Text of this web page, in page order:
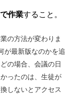
作業すること。
の方法が変わりま
が最新版なのかを追
の場合、会議の日
ったのは、生徒が
しないとアクセス